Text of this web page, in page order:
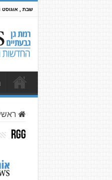
שבת , אוגוסט 8 2026
ראשי
rgg